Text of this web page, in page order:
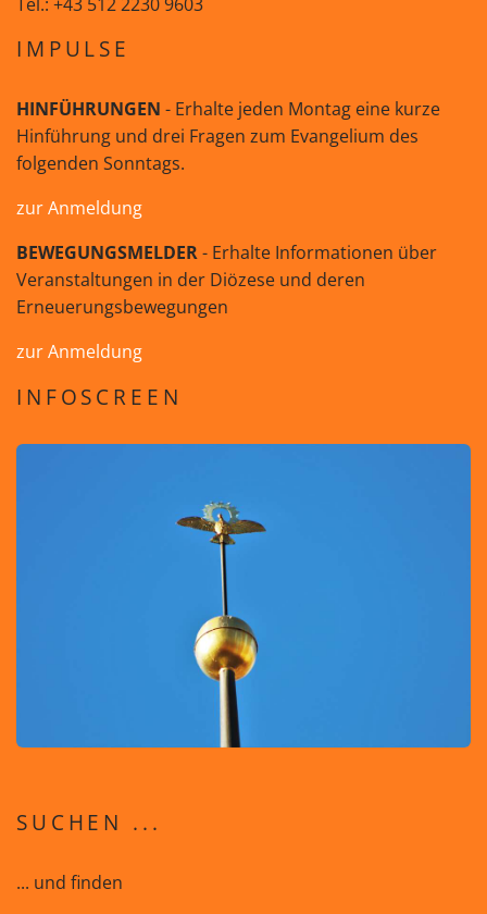
IMPULSE
HINFÜHRUNGEN - Erhalte jeden Montag eine kurze
Hinführung und drei Fragen zum Evangelium des
folgenden Sonntags.
zur Anmeldung
BEWEGUNGSMELDER- Erhalte Informationen über
Veranstaltungen in der Diözese und deren
Erneuerungsbewegungen
zur Anmeldung
INFOSCREEN
SUCHEN ...
... und finden